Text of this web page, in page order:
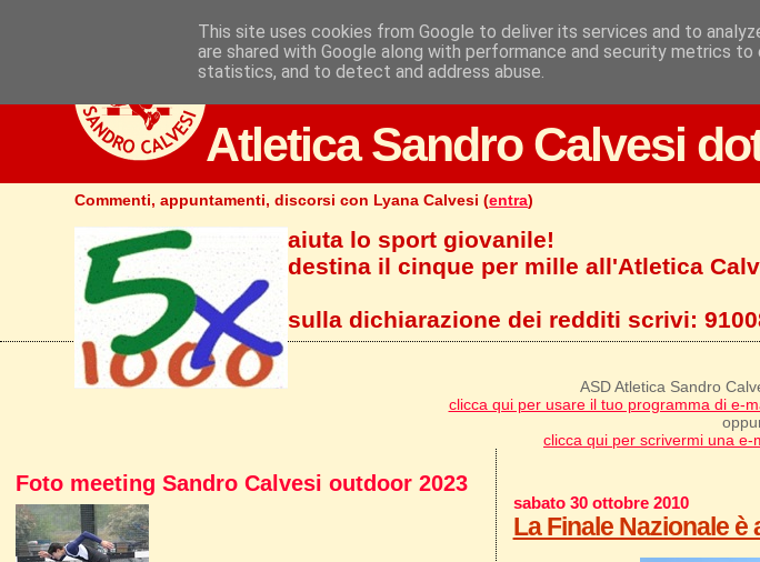
Atletica Sandro Calvesi
Commenti, appuntamenti, discorsi con Lyana Calvesi (entra)
aiuta lo sport giovanile!
destina il cinque per mille all'Atletica
sulla dichiarazione dei redditi scrivi:
ASD Atletica Sandro
clicca qui per usare il tuo programma di e-
clicca qui per scrivermi una
sabato 30 ottobre 2010
La Finale Nazionale
Foto meeting Sandro Calvesi outdoor 2023
This site uses cookies from Google to deliver its services and to
are shared with Google along with performance and security metrics
statistics, and to detect and address abuse.